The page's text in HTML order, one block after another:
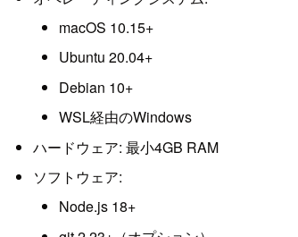
macOS 10.15+
Ubuntu 20.04+
Debian 10+
WSL経由のWindows
ハードウェア: 最小4GB RAM
ソフトウェア:
Node.js 18+